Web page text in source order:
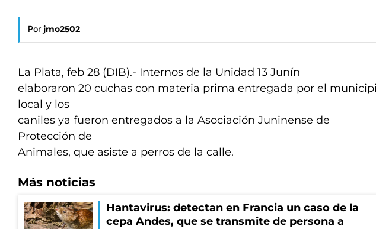
Por jmo2502
La Plata, feb 28 (DIB).- Internos de la Unidad 13 Junín
elaboraron 20 cuchas con materia prima entregada por el
local y los
caniles ya fueron entregados a la Asociación Juninense de
Protección de
Animales, que asiste a perros de la calle.
Más noticias
Hantavirus: detectan en Francia un caso de la
cepa Andes, que se transmite de persona a